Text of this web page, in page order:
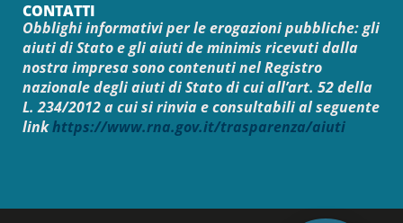
CONTATTI
Obblighi informativi per le erogazioni pubbliche: gli
aiuti di Stato e gli aiuti de minimis ricevuti dalla
nostra impresa sono contenuti nel Registro
nazionale degli aiuti di Stato di cui all’art. 52 della
L. 234/2012 a cui si rinvia e consultabili al seguente
linkhttps://www.rna.gov.it/trasparenza/aiuti